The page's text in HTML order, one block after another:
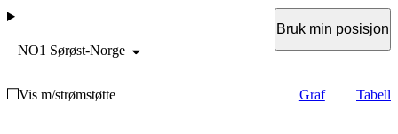
NO1 Sørøst-Norge
Bruk min posisjon
Vis m/strømstøtte Vis som
Graf Tabell